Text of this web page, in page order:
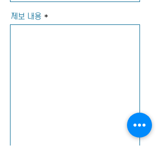
제보 내용